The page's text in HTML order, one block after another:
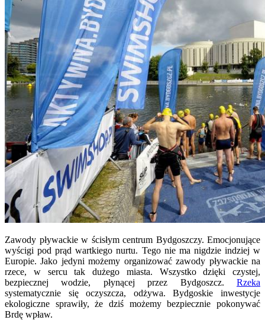
Zawody pływackie w ścisłym centrum Bydgoszczy. Emocjonujące
wyścigi pod prąd wartkiego nurtu. Tego nie ma nigdzie indziej w
Europie. Jako jedyni możemy organizować zawody pływackie na
rzece, w sercu tak dużego miasta. Wszystko dzięki czystej,
bezpiecznej wodzie, płynącej przez Bydgoszcz. Rzeka
systematycznie się oczyszcza, odżywa. Bydgoskie inwestycje
ekologiczne sprawiły, że dziś możemy bezpiecznie pokonywać
Brdę wpław.